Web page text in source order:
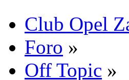
Club Opel
Foro »
Off Topic »